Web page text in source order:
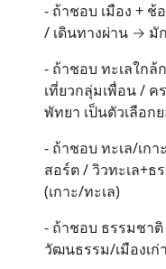
- ถ้าชอบ เมือง + ช้
/ เดินทางผ่าน → มั
- ถ้าชอบ ทะเลใกล้
เที่ยวกลุ่มเพื่อน /
พัทยา เป็นตัวเลือก
- ถ้าชอบ ทะเล/เกา
สอร์ต / วิวทะเล+
(เกาะ/ทะเล)
- ถ้าชอบ ธรรมชาติ
วัฒนธรรม/เมืองเ